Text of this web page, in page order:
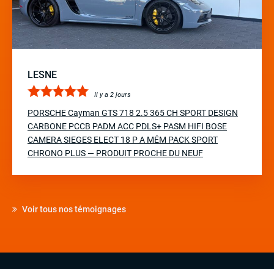
LESNE
Il y a 2 jours
PORSCHE Cayman GTS 718 2.5 365 CH SPORT DESIGN
CARBONE PCCB PADM ACC PDLS+ PASM HIFI BOSE
CAMERA SIEGES ELECT 18 P A MÉM PACK SPORT
CHRONO PLUS — PRODUIT PROCHE DU NEUF
Voir tous nos témoignages